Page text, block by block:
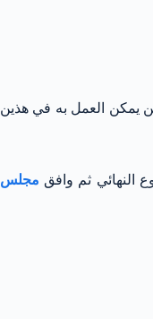
يمكن العمل به في هذين
مجلس